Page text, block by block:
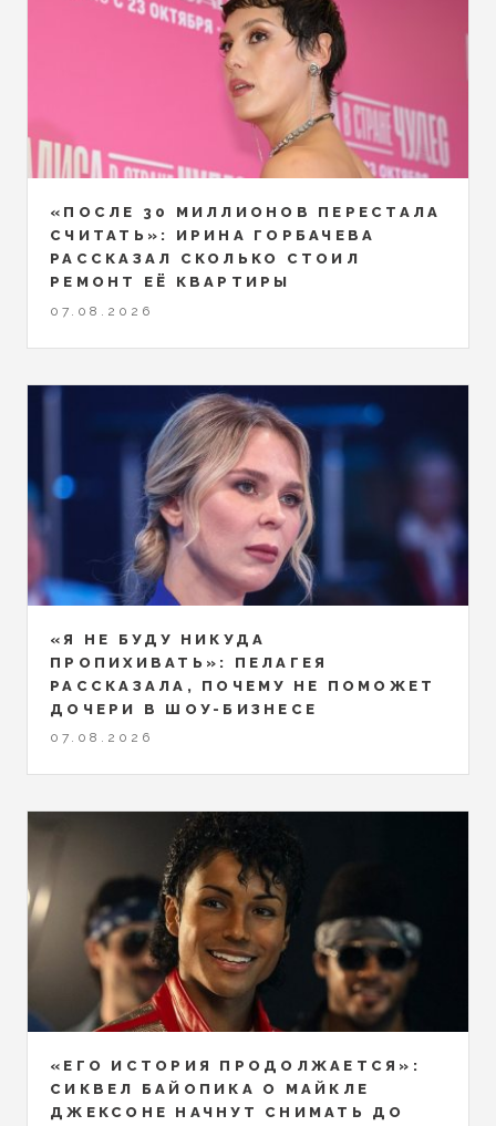
«ПОСЛЕ 30 МИЛЛИОНОВ ПЕРЕСТАЛА
СЧИТАТЬ»: ИРИНА ГОРБАЧЕВА
РАССКАЗАЛ СКОЛЬКО СТОИЛ
РЕМОНТ ЕЁ КВАРТИРЫ
07.08.2026
«Я НЕ БУДУ НИКУДА
ПРОПИХИВАТЬ»: ПЕЛАГЕЯ
РАССКАЗАЛА, ПОЧЕМУ НЕ ПОМОЖЕТ
ДОЧЕРИ В ШОУ-БИЗНЕСЕ
07.08.2026
«ЕГО ИСТОРИЯ ПРОДОЛЖАЕТСЯ»:
СИКВЕЛ БАЙОПИКА О МАЙКЛЕ
ДЖЕКСОНЕ НАЧНУТ СНИМАТЬ ДО